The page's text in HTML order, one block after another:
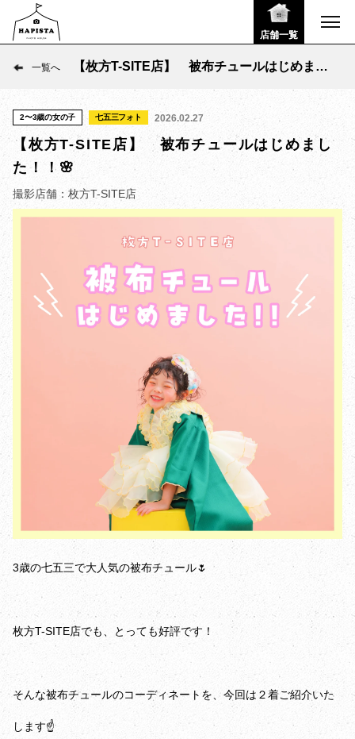
店舗一覧
一覧へ
【枚方T-SITE店】 被布チュールはじめまし
2〜3歳の女の子 七五三フォト 2026.02.27
【枚方T-SITE店】 被布チュールはじめまし
た！！🌸
撮影店舗：枚方T-SITE店
3歳の七五三で大人気の被布チュール🌷
枚方T-SITE店でも、とっても好評です！
そんな被布チュールのコーディネートを、今回は２着ご紹介いた
します☝️